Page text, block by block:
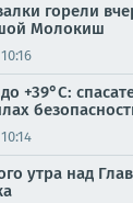
горели
Молокиш
10:16
+39°С:
10:14
утра над